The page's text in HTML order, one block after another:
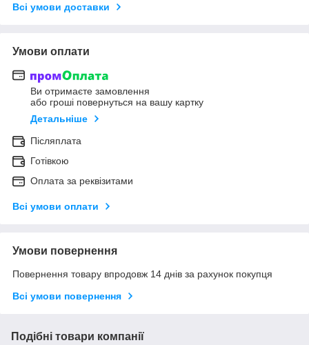
Всі умови доставки
Умови оплати
Ви отримаєте замовлення
або гроші повернуться на вашу картку
Детальніше
Післяплата
Готівкою
Оплата за реквізитами
Всі умови оплати
Умови повернення
Повернення товару впродовж 14 днів за рахунок покупця
Всі умови повернення
Подібні товари компанії